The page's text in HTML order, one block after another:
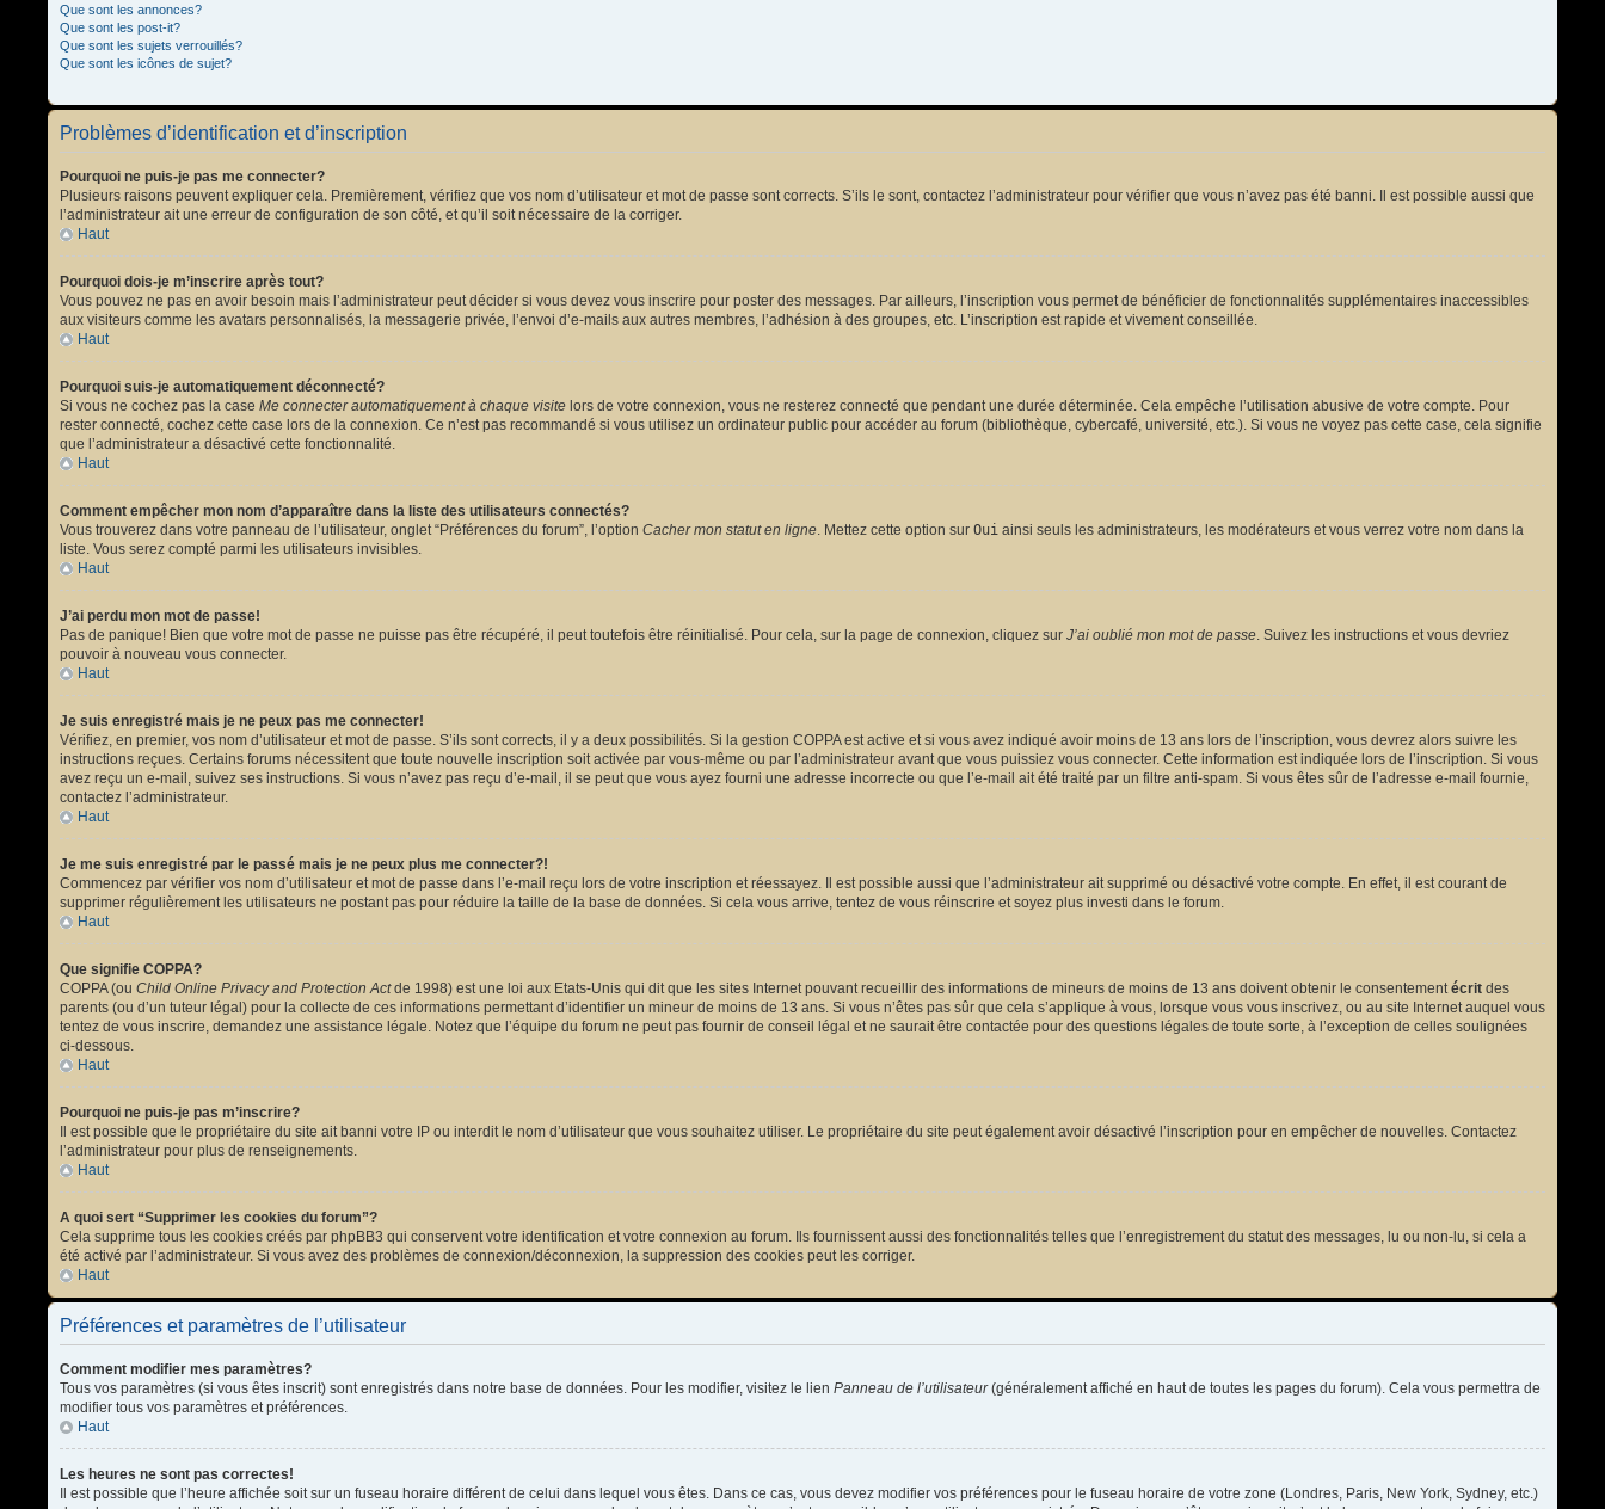
Que sont les annonces?
Que sont les post-it?
Que sont les sujets verrouillés?
Que sont les icônes de sujet?
Problèmes d’identification et d’inscription
Pourquoi ne puis-je pas me connecter?
Plusieurs raisons peuvent expliquer cela. Premièrement, vérifiez que vos nom d’utilisateur et mot de passe sont corrects. S’ils le sont, contactez l’administrateur pour vérifier que vous n’avez pas été banni. Il est possible aussi que
l’administrateur ait une erreur de configuration de son côté, et qu’il soit nécessaire de la corriger.
Haut
Pourquoi dois-je m’inscrire après tout?
Vous pouvez ne pas en avoir besoin mais l’administrateur peut décider si vous devez vous inscrire pour poster des messages. Par ailleurs, l’inscription vous permet de bénéficier de fonctionnalités supplémentaires inaccessibles
aux visiteurs comme les avatars personnalisés, la messagerie privée, l’envoi d’e-mails aux autres membres, l’adhésion à des groupes, etc. L’inscription est rapide et vivement conseillée.
Haut
Pourquoi suis-je automatiquement déconnecté?
Si vous ne cochez pas la case Me connecter automatiquement à chaque visite lors de votre connexion, vous ne resterez connecté que pendant une durée déterminée. Cela empêche l’utilisation abusive de votre compte. Pour
rester connecté, cochez cette case lors de la connexion. Ce n’est pas recommandé si vous utilisez un ordinateur public pour accéder au forum (bibliothèque, cybercafé, université, etc.). Si vous ne voyez pas cette case, cela signifie
que l’administrateur a désactivé cette fonctionnalité.
Haut
Comment empêcher mon nom d’apparaître dans la liste des utilisateurs connectés?
Vous trouverez dans votre panneau de l’utilisateur, onglet “Préférences du forum”, l’option Cacher mon statut en ligne. Mettez cette option sur Oui ainsi seuls les administrateurs, les modérateurs et vous verrez votre nom dans la
liste. Vous serez compté parmi les utilisateurs invisibles.
Haut
J’ai perdu mon mot de passe!
Pas de panique! Bien que votre mot de passe ne puisse pas être récupéré, il peut toutefois être réinitialisé. Pour cela, sur la page de connexion, cliquez sur J’ai oublié mon mot de passe. Suivez les instructions et vous devriez
pouvoir à nouveau vous connecter.
Haut
Je suis enregistré mais je ne peux pas me connecter!
Vérifiez, en premier, vos nom d’utilisateur et mot de passe. S’ils sont corrects, il y a deux possibilités. Si la gestion COPPA est active et si vous avez indiqué avoir moins de 13 ans lors de l’inscription, vous devrez alors suivre les
instructions reçues. Certains forums nécessitent que toute nouvelle inscription soit activée par vous-même ou par l’administrateur avant que vous puissiez vous connecter. Cette information est indiquée lors de l’inscription. Si vous
avez reçu un e-mail, suivez ses instructions. Si vous n’avez pas reçu d’e-mail, il se peut que vous ayez fourni une adresse incorrecte ou que l’e-mail ait été traité par un filtre anti-spam. Si vous êtes sûr de l’adresse e-mail fournie,
contactez l’administrateur.
Haut
Je me suis enregistré par le passé mais je ne peux plus me connecter?!
Commencez par vérifier vos nom d’utilisateur et mot de passe dans l’e-mail reçu lors de votre inscription et réessayez. Il est possible aussi que l’administrateur ait supprimé ou désactivé votre compte. En effet, il est courant de
supprimer régulièrement les utilisateurs ne postant pas pour réduire la taille de la base de données. Si cela vous arrive, tentez de vous réinscrire et soyez plus investi dans le forum.
Haut
Que signifie COPPA?
COPPA (ou Child Online Privacy and Protection Actde 1998) est une loi aux Etats-Unis qui dit que les sites Internet pouvant recueillir des informations de mineurs de moins de 13 ans doivent obtenir le consentementécrit des
parents (ou d’un tuteur légal) pour la collecte de ces informations permettant d’identifier un mineur de moins de 13 ans. Si vous n’êtes pas sûr que cela s’applique à vous, lorsque vous vous inscrivez, ou au site Internet auquel vous
tentez de vous inscrire, demandez une assistance légale. Notez que l’équipe du forum ne peut pas fournir de conseil légal et ne saurait être contactée pour des questions légales de toute sorte, à l’exception de celles soulignées
ci-dessous.
Haut
Pourquoi ne puis-je pas m’inscrire?
Il est possible que le propriétaire du site ait banni votre IP ou interdit le nom d’utilisateur que vous souhaitez utiliser. Le propriétaire du site peut également avoir désactivé l’inscription pour en empêcher de nouvelles. Contactez
l’administrateur pour plus de renseignements.
Haut
A quoi sert “Supprimer les cookies du forum”?
Cela supprime tous les cookies créés par phpBB3 qui conservent votre identification et votre connexion au forum. Ils fournissent aussi des fonctionnalités telles que l’enregistrement du statut des messages, lu ou non-lu, si cela a
été activé par l’administrateur. Si vous avez des problèmes de connexion/déconnexion, la suppression des cookies peut les corriger.
Haut
Préférences et paramètres de l’utilisateur
Comment modifier mes paramètres?
Tous vos paramètres (si vous êtes inscrit) sont enregistrés dans notre base de données. Pour les modifier, visitez le lien Panneau de l’utilisateur(généralement affiché en haut de toutes les pages du forum). Cela vous permettra de
modifier tous vos paramètres et préférences.
Haut
Les heures ne sont pas correctes!
Il est possible que l’heure affichée soit sur un fuseau horaire différent de celui dans lequel vous êtes. Dans ce cas, vous devez modifier vos préférences pour le fuseau horaire de votre zone (Londres, Paris, New York, Sydney, etc.)